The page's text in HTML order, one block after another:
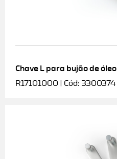
Chave L para bujão de óleo
R17101000 | Cód: 3300374